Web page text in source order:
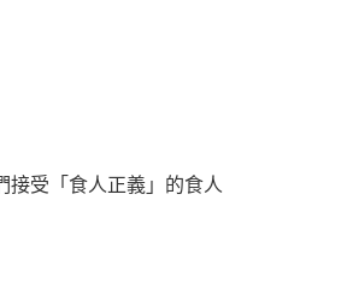
接受「食人正義」的食人